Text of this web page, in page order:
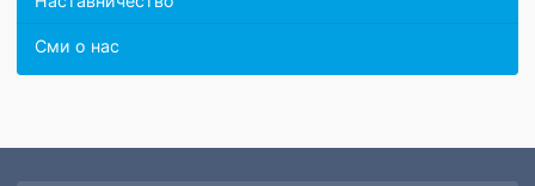
Федеральный проект "Молодые профессионалы"